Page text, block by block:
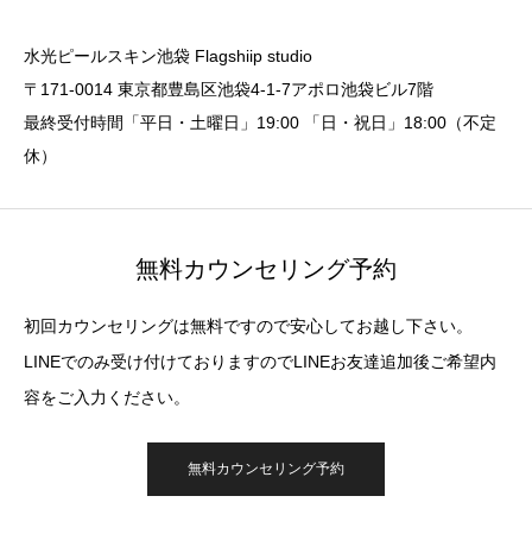
水光ピールスキン池袋 Flagshiip studio
〒171-0014 東京都豊島区池袋4-1-7アポロ池袋ビル7階
最終受付時間「平日・土曜日」19:00 「日・祝日」18:00（不定
休）
無料カウンセリング予約
初回カウンセリングは無料ですので安心してお越し下さい。
LINEでのみ受け付けておりますのでLINEお友達追加後ご希望内
容をご入力ください。
無料カウンセリング予約